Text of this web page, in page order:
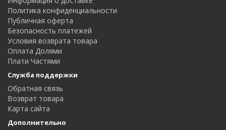
Политика конфиденциальности
Публичная оферта
Безопасность платежей
Условия возврата товара
Оплата Долями
Плати Частями
Служба поддержки
Обратная связь
Возврат товара
Карта сайта
Дополнительно